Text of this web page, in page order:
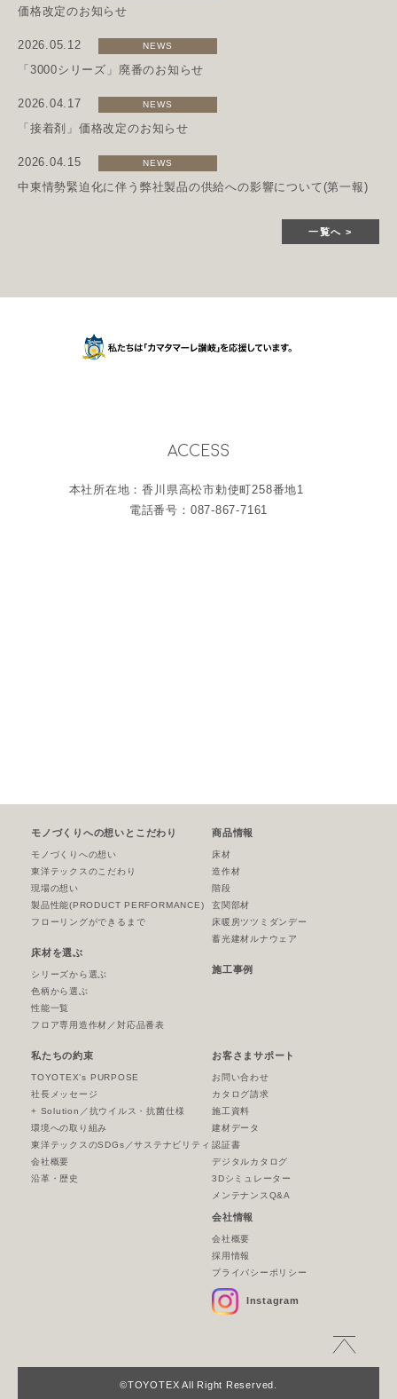
価格改定のお知らせ
2026.05.12 NEWS
「3000シリーズ」廃番のお知らせ
2026.04.17 NEWS
「接着剤」価格改定のお知らせ
2026.04.15 NEWS
中東情勢緊迫化に伴う弊社製品の供給への影響について(第一報)
一覧へ
ACCESS
本社所在地：香川県高松市勅使町258番地1
電話番号：087-867-7161
モノづくりへの想いとこだわり
モノづくりへの想い
東洋テックスのこだわり
現場の想い
製品性能(PRODUCT PERFORMANCE)
フローリングができるまで
床材を選ぶ
シリーズから選ぶ
色柄から選ぶ
性能一覧
フロア専用造作材／対応品番表
商品情報
床材
造作材
階段
玄関部材
床暖房ツツミダンデー
蓄光建材ルナウェア
施工事例
私たちの約束
TOYOTEX’s PURPOSE
社長メッセージ
+ Solution／抗ウイルス・抗菌仕様
環境への取り組み
東洋テックスのSDGs／サステナビリティ
会社概要
沿革・歴史
お客さまサポート
お問い合わせ
カタログ請求
施工資料
建材データ
認証書
デジタルカタログ
3Dシミュレーター
メンテナンスQ&A
会社情報
会社概要
採用情報
プライバシーポリシー
Instagram
©TOYOTEX All Right Reserved.